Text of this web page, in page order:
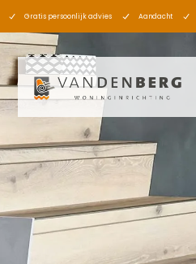
Gratis persoonlijk advies Aandacht